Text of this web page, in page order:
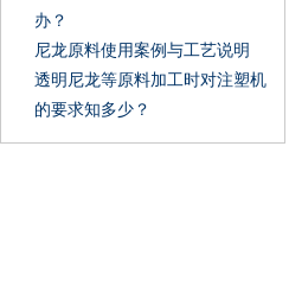
办？
尼龙原料使用案例与工艺说明
透明尼龙等原料加工时对注塑机
的要求知多少？